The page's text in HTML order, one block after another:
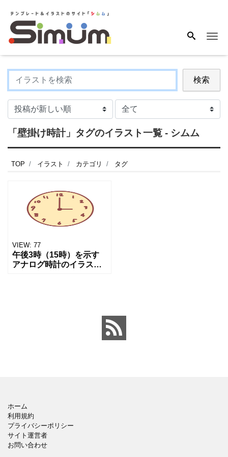
検索
「壁掛け時計」タグのイラスト一覧 - シムム
TOP イラスト カテゴリ タグ
VIEW: 77
午後3時（15時）を示す
アナログ時計のイラスト
ホーム
利用規約
プライバシーポリシー
サイト運営者
お問い合わせ